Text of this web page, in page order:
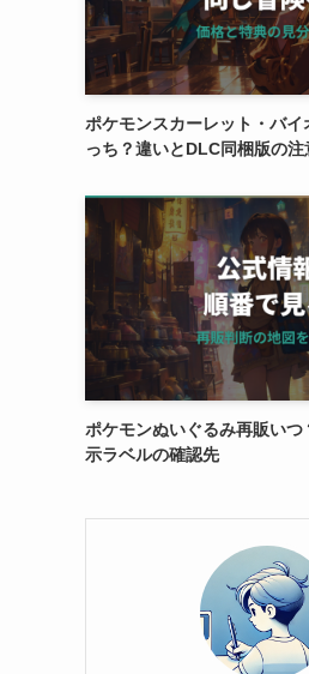
ポケモンスカーレット・バ
っち？違いとDLC同梱版の注
ポケモンぬいぐるみ再販い
示ラベルの確認先